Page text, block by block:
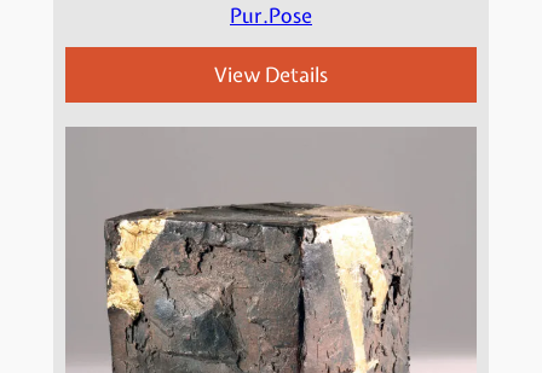
Pur.Pose
View Details